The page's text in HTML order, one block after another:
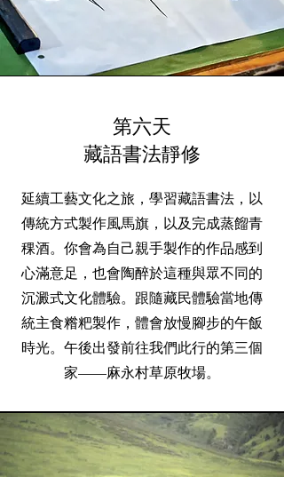
第六​天
藏語書法靜修
延續工藝文化之旅，學習藏語書法，以
傳統方式製作風馬旗，以及完成蒸餾青
稞酒。你會為自己親手製作的作品感到
心滿意足，也會陶醉於這種與眾不同的
沉澱式文化體驗。跟隨藏民體驗當地傳
統主食糌粑製作，體會放慢腳步的午飯
時光。午後出發前往我們此行的第三個
家——麻永村草原牧場。